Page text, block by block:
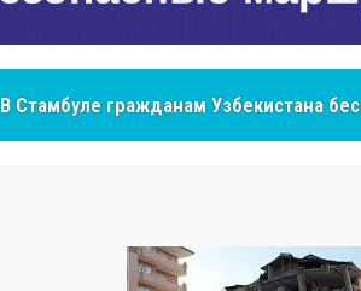
В Стамбуле гражданам Узбекистана
NCS Jeans: турецкий бренд,